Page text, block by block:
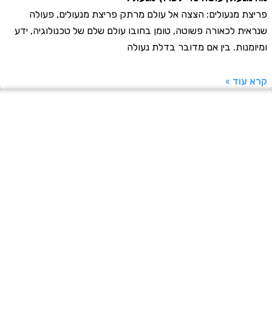
מנעולים: הצצה אל עולם מרתק פריצת מנעולים, פעולה
לכאורה פשוטה, טומן בחובו עולם שלם של טכנולוגיה, ידע
בין אם מדובר בדלת נעולה
»